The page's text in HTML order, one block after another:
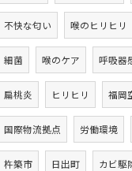
不快な匂い 喉のヒリヒリ
細菌 喉のケア 呼吸器
扁桃炎 ヒリヒリ 福岡
国際物流拠点 労働環境
杵築市 日出町 カビ駆